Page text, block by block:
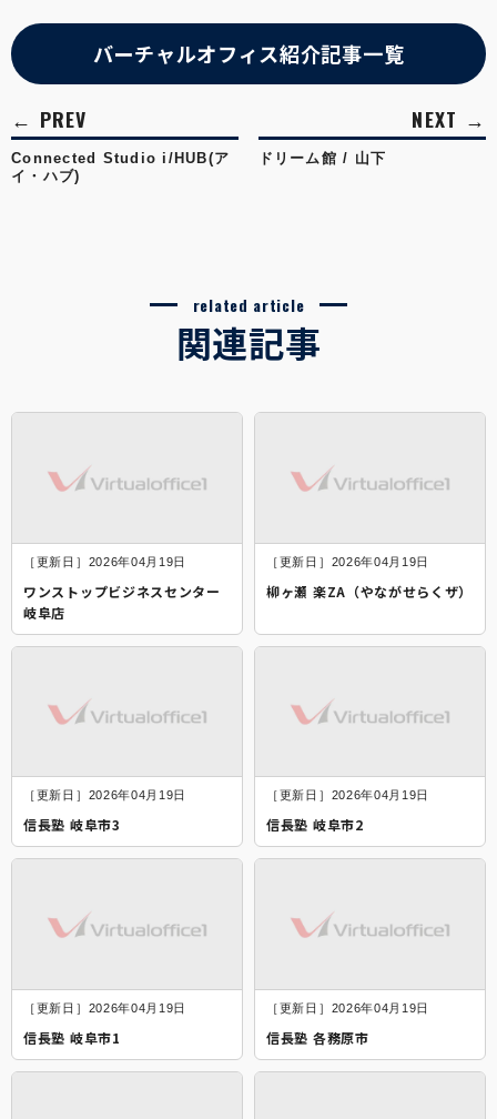
バーチャルオフィス紹介記事一覧
Connected Studio i/HUB(ア
イ・ハブ)
ドリーム館 / 山下
related article
関連記事
［更新日］2026年04月19日
ワンストップビジネスセンター
岐阜店
［更新日］2026年04月19日
柳ヶ瀬 楽ZA（やながせらくザ）
［更新日］2026年04月19日
信長塾 岐阜市3
［更新日］2026年04月19日
信長塾 岐阜市2
［更新日］2026年04月19日
信長塾 岐阜市1
［更新日］2026年04月19日
信長塾 各務原市